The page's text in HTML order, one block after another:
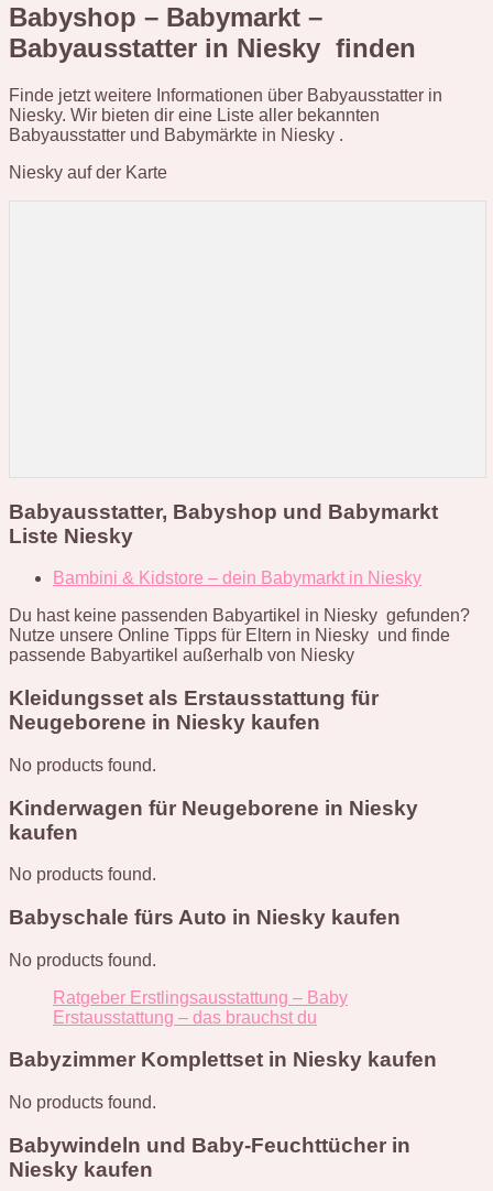
Babyshop – Babymarkt –
Babyausstatter in Niesky finden
Finde jetzt weitere Informationen über Babyausstatter in
Niesky. Wir bieten dir eine Liste aller bekannten
Babyausstatter und Babymärkte in Niesky .
Niesky auf der Karte
Babyausstatter, Babyshop und Babymarkt
Liste Niesky
Bambini & Kidstore – dein Babymarkt in Niesky
Du hast keine passenden Babyartikel in Niesky gefunden?
Nutze unsere Online Tipps für Eltern in Niesky und finde
passende Babyartikel außerhalb von Niesky
Kleidungsset als Erstausstattung für
Neugeborene in Niesky kaufen
No products found.
Kinderwagen für Neugeborene in Niesky
kaufen
No products found.
Babyschale fürs Auto in Niesky kaufen
No products found.
Ratgeber Erstlingsausstattung – Baby
Erstausstattung – das brauchst du
Babyzimmer Komplettset in Niesky kaufen
No products found.
Babywindeln und Baby-Feuchttücher in
Niesky kaufen